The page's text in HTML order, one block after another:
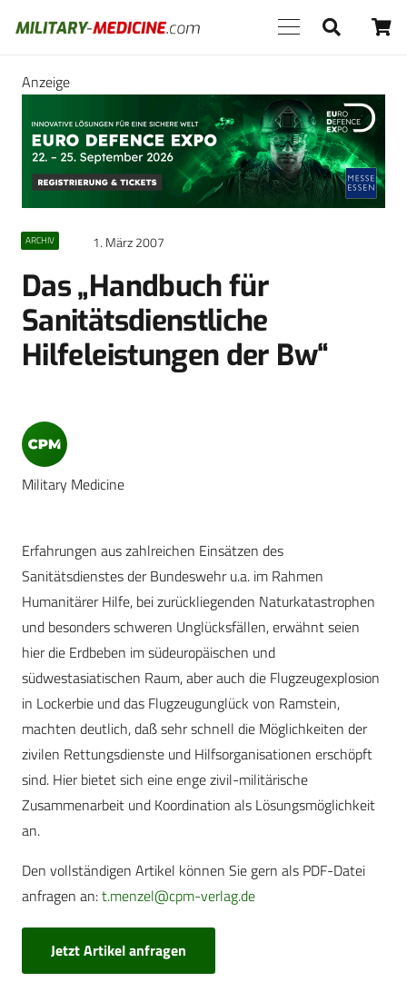
Anzeige
ARCHIV 1. März 2007
Das „Handbuch für
Sanitätsdienstliche
Hilfeleistungen der Bw“
Military Medicine
Erfahrungen aus zahlreichen Einsätzen des
Sanitätsdienstes der Bundeswehr u.a. im Rahmen
Humanitärer Hilfe, bei zurückliegenden Naturkatastrophen
und besonders schweren Unglücksfällen, erwähnt seien
hier die Erdbeben im südeuropäischen und
südwestasiatischen Raum, aber auch die Flugzeugexplosion
in Lockerbie und das Flugzeugunglück von Ramstein,
machten deutlich, daß sehr schnell die Möglichkeiten der
zivilen Rettungsdienste und Hilfsorganisationen erschöpft
sind. Hier bietet sich eine enge zivil-militärische
Zusammenarbeit und Koordination als Lösungsmöglichkeit
an.
Den vollständigen Artikel können Sie gern als PDF-Datei
anfragen an:t.menzel@cpm-verlag.de
Jetzt Artikel anfragen